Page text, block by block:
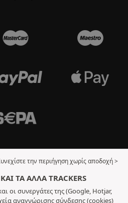
την περιήγηση χωρίς αποδοχή >
ΤΑ ΆΛΛΑ TRACKERS
οι συνεργάτες της (Google, Hotjar,
αναγνώρισης σύνδεσης (cookies)